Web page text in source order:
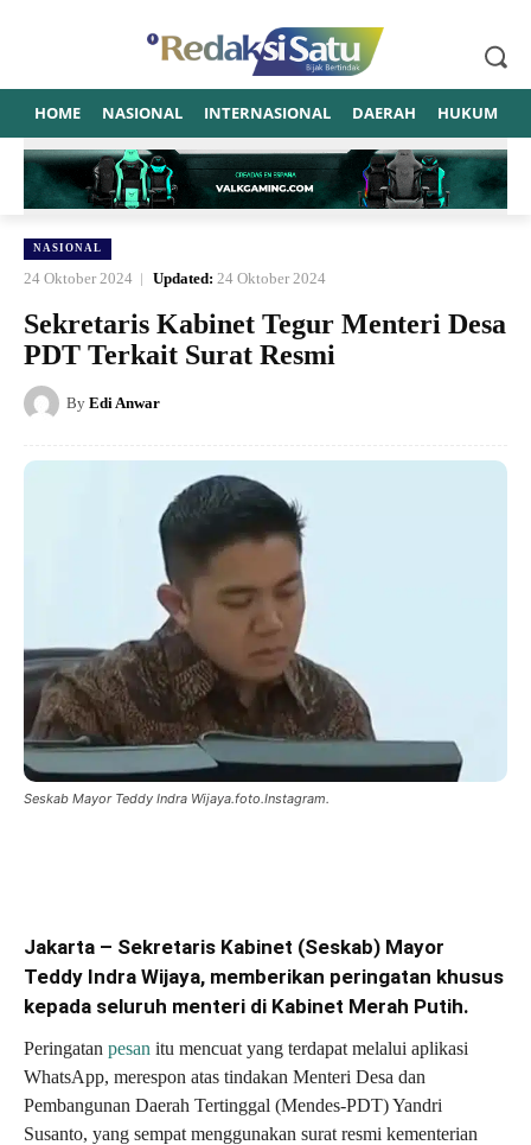
HOME NASIONAL INTERNASIONAL DAERAH HUKUM
NASIONAL
24 Oktober 2024 Updated: 24 Oktober 2024
Sekretaris Kabinet Tegur Menteri Desa
PDT Terkait Surat Resmi
By Edi Anwar
Seskab Mayor Teddy Indra Wijaya.foto.Instagram.
Jakarta – Sekretaris Kabinet (Seskab) Mayor
Teddy Indra Wijaya, memberikan peringatan khusus
kepada seluruh menteri di Kabinet Merah Putih.
Peringatan pesan itu mencuat yang terdapat melalui aplikasi
WhatsApp, merespon atas tindakan Menteri Desa dan
Pembangunan Daerah Tertinggal (Mendes-PDT) Yandri
Susanto, yang sempat menggunakan surat resmi kementerian